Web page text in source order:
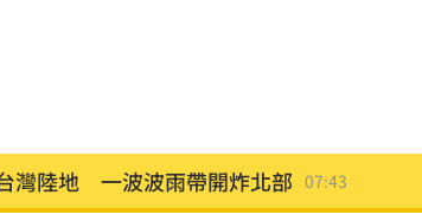
灣陸地 一波波雨帶開炸北部 07:43